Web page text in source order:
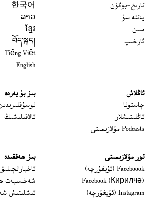
تارىخ-بۈگۈن
يەتتە سۇ
سىن
ئارخىپ
한국어
ລາວ
ខ្មែរ
བོད་སྐད།
Tiếng Việt
English
ئاڭلاش
چاستوتا
ئاڭلىتىشلار
Podcasts مۇلازىمىتى
بىز بۇ يەردە
ئالاقىلىشىڭ
تور مۇلازىمىتى
Faceboook (ئۇيغۇرچە)
Opens in new window
Facebook (Кирилчә)
Opens in new window
Instagram (ئۇيغۇرچە)
Opens in new window
بىز ھەققىدە
شەخسىيەت
ئىشلىتىش